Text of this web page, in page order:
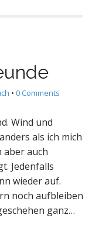
• 0 Comments
Wind und
als ich mich
aber auch
Jedenfalls
wieder auf.
noch aufbleiben
ganz…